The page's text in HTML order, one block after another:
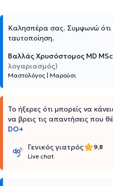
Καλησπέρα σας. Συμφωνώ ότι
ταυτοποίηση.
Βαλλάς Χρυσόστομος MD MSc
λογαριασμός)
Μαστολόγος Μαρούσι
Το ήξερες ότι μπορείς να
να βρεις τις απαντήσεις που
DO+
Γενικός γιατρός
9,8
Live chat